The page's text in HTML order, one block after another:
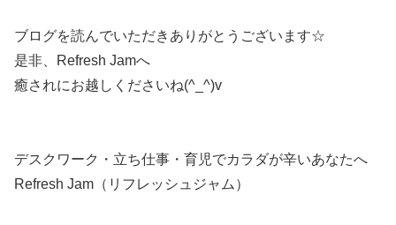
ブログを読んでいただきありがとうございます☆
是非、Refresh Jamへ
癒されにお越しくださいね(^_^)v
デスクワーク・立ち仕事・育児でカラダが辛いあなたへ
Refresh Jam（リフレッシュジャム）